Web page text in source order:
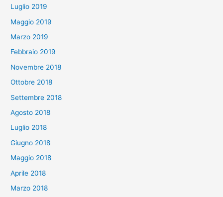
Luglio 2019
Maggio 2019
Marzo 2019
Febbraio 2019
Novembre 2018
Ottobre 2018
Settembre 2018
Agosto 2018
Luglio 2018
Giugno 2018
Maggio 2018
Aprile 2018
Marzo 2018